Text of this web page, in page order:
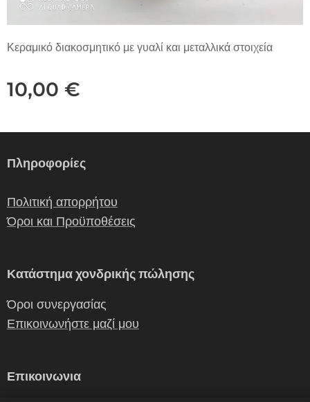
Κεραμικό διακοσμητικό με γυαλί και μεταλλικά στοιχεία
10,00 €
Πληροφορίες
Πολιτική απορρήτου
Όροι και Προϋποθέσεις
Κατάστημα χονδρικής πώλησης
Όροι συνεργασίας
Επικοινωνήστε μαζί μου
Επικοινωνια